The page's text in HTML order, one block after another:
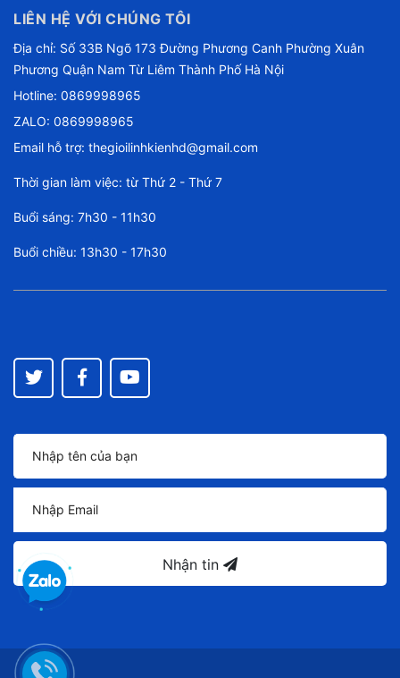
LIÊN HỆ VỚI CHÚNG TÔI
Địa chỉ: Số 33B Ngõ 173 Đường Phương Canh Phường Xuân
Phương Quận Nam Từ Liêm Thành Phố Hà Nội
Hotline: 0869998965
ZALO: 0869998965
Email hỗ trợ: thegioilinhkienhd@gmail.com
Thời gian làm việc: từ Thứ 2 - Thứ 7
Buổi sáng: 7h30 - 11h30
Buổi chiều: 13h30 - 17h30
Nhận tin